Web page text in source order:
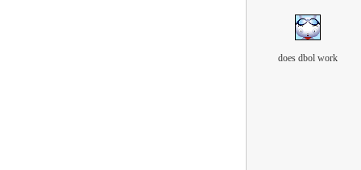
does dbol work